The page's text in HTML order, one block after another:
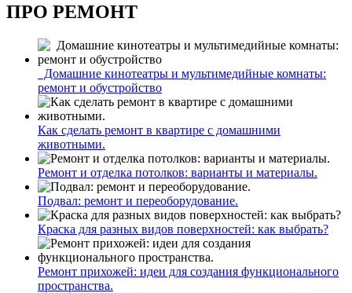
ПРО РЕМОНТ
Домашние кинотеатры и мультимедийные комнаты:
ремонт и обустройство
Как сделать ремонт в квартире с домашними
животными.
Ремонт и отделка потолков: варианты и материалы.
Подвал: ремонт и переоборудование.
Краска для разных видов поверхностей: как выбрать?
Ремонт прихожей: идеи для создания функционального
пространства.